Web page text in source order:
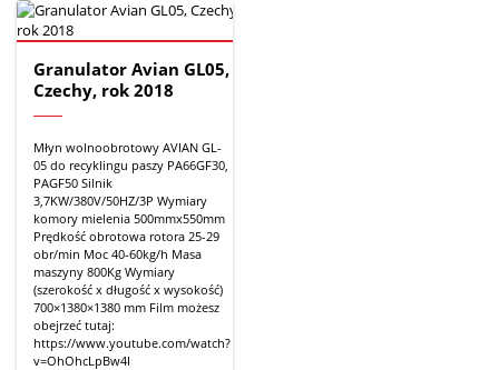
Granulator Avian GL05,
Czechy, rok 2018
Młyn wolnoobrotowy AVIAN GL-
05 do recyklingu paszy PA66GF30,
PAGF50 Silnik
3,7KW/380V/50HZ/3P Wymiary
komory mielenia 500mmx550mm
Prędkość obrotowa rotora 25-29
obr/min Moc 40-60kg/h Masa
maszyny 800Kg Wymiary
(szerokość x długość x wysokość)
700×1380×1380 mm Film możesz
obejrzeć tutaj:
https://www.youtube.com/watch?
v=OhOhcLpBw4I